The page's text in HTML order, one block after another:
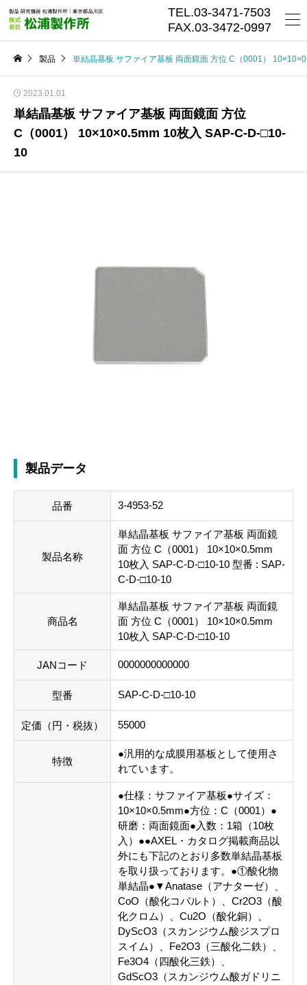
TEL.03-3471-7503
FAX.03-3472-0997
製品 単結晶基板 サファイア基板 両面鏡面 方位 C（0001）
2023.01.01
単結晶基板 サファイア基板 両面鏡面 方位
C（0001） 10×10×0.5mm 10枚入 SAP-C-D-□10-
10
製品データ
品番 3-4953-52
製品名称
単結晶基板 サファイア基板 両面鏡
面 方位 C（0001） 10×10×0.5mm
10枚入 SAP-C-D-□10-10 型番 : SAP-
C-D-□10-10
商品名
単結晶基板 サファイア基板 両面鏡
面 方位 C（0001） 10×10×0.5mm
10枚入 SAP-C-D-□10-10
JANコード 0000000000000
型番 SAP-C-D-□10-10
定価（円・税抜） 55000
特徴
●汎用的な成膜用基板として使用さ
れています。
●仕様：サファイア基板●サイズ：
10×10×0.5mm●方位：C（0001）●
研磨：両面鏡面●入数：1箱（10枚
入）●●AXEL・カタログ掲載商品以
外にも下記のとおり多数単結晶基板
を取り扱っております。●①酸化物
単結晶●▼Anatase（アナターゼ）、
CoO（酸化コバルト）、Cr2O3（酸
化クロム）、Cu2O（酸化銅）、
DyScO3（スカンジウム酸ジスプロ
スイム）、Fe2O3（三酸化二鉄）、
Fe3O4（四酸化三鉄）、
GdScO3（スカンジウム酸ガドリニ